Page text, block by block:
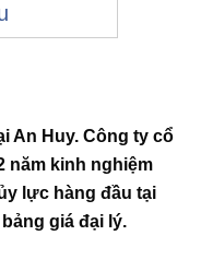
An Huy. Công ty cổ
năm kinh nghiệm
lực hàng đầu tại
giá đại lý.